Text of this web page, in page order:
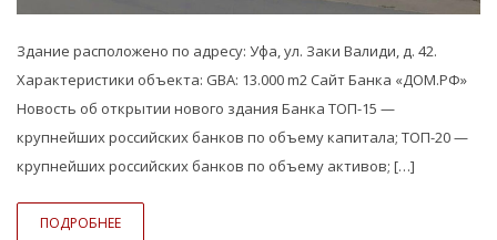
Здание расположено по адресу: Уфа, ул. Заки Валиди, д. 42.
Характеристики объекта: GBA: 13.000 m2 Сайт Банка «ДОМ.РФ»
Новость об открытии нового здания Банка ТОП-15 —
крупнейших российских банков по объему капитала; ТОП-20 —
крупнейших российских банков по объему активов; […]
ПОДРОБНЕЕ